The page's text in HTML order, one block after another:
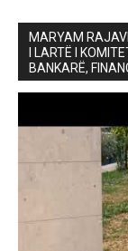
MARYAM
I LARTË I
BANKARË,